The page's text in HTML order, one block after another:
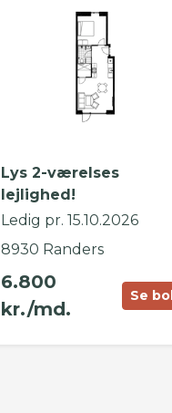
Lys 2-værelses
lejlighed!
Ledig pr. 15.10.2026
8930 Randers
6.800
kr./md.
Se